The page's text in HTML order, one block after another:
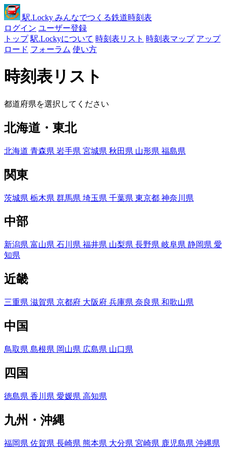
駅.Locky みんなでつくる鉄道時刻表
ログイン ユーザー登録
トップ 駅.Lockyについて 時刻表リスト 時刻表マップ アップ
ロード フォーラム 使い方
時刻表リスト
都道府県を選択してください
北海道・東北
北海道 青森県 岩手県 宮城県 秋田県 山形県 福島県
関東
茨城県 栃木県 群馬県 埼玉県 千葉県 東京都 神奈川県
中部
新潟県 富山県 石川県 福井県 山梨県 長野県 岐阜県 静岡県 愛
知県
近畿
三重県 滋賀県 京都府 大阪府 兵庫県 奈良県 和歌山県
中国
鳥取県 島根県 岡山県 広島県 山口県
四国
徳島県 香川県 愛媛県 高知県
九州・沖縄
福岡県 佐賀県 長崎県 熊本県 大分県 宮崎県 鹿児島県 沖縄県